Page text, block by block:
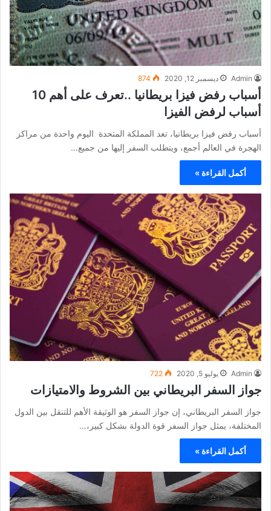
Admin ديسمبر 12, 2020 874
أسباب رفض فيزا بريطانيا ..تعرف على أهم 10
أسباب لرفض الفيزا
أسباب رفض فيزا بريطانيا، تعد المملكة المتحدة اليوم واحدة من مراكز
الهجرة في العالم أجمع، ويتطلب السفر إليها من جميع…
أكمل القراءة »
Admin يوليو 5, 2020 722
جواز السفر البريطاني بين الشروط والامتيازات
جواز السفر البريطاني، إن جواز السفر هو الوثيقة الأهم للتنقل بين الدول
المختلفة، يمثل جواز السفر قوة الدولة بشكل كبير،…
أكمل القراءة »